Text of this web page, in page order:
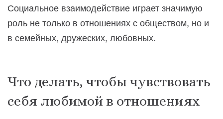
Социальное взаимодействие играет значимую
роль не только в отношениях с обществом, но и
в семейных, дружеских, любовных.
Что делать, чтобы чувствовать
себя любимой в отношениях